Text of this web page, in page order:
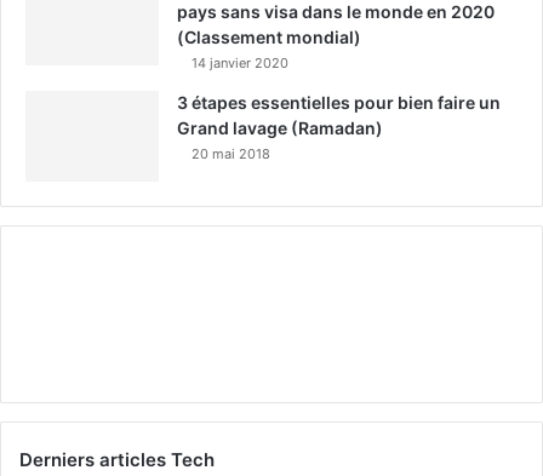
pays sans visa dans le monde en 2020
(Classement mondial)
14 janvier 2020
3 étapes essentielles pour bien faire un
Grand lavage (Ramadan)
20 mai 2018
Derniers articles Tech